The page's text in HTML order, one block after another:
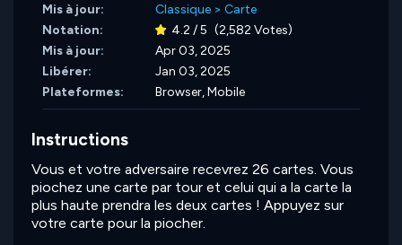
Mis à jour: Classique > Carte
Notation:
4.2 / 5 (2,582 Votes)
Mis à jour:
Apr 03, 2025
Libérer:
Jan 03, 2025
Plateformes:
Browser, Mobile
Instructions
Vous et votre adversaire recevrez 26 cartes. Vous
piochez une carte par tour et celui qui a la carte la
plus haute prendra les deux cartes ! Appuyez sur
votre carte pour la piocher.